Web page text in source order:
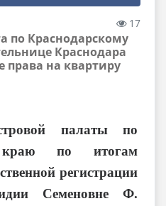
17
по Краснодарскому
Краснодара
права на квартиру
палаты по
краю по итогам
регистрации
Семеновне Ф.